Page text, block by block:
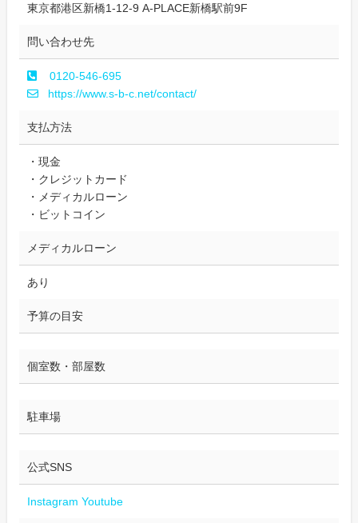
東京都港区新橋1-12-9 A-PLACE新橋駅前9F
問い合わせ先
0120-546-695
https://www.s-b-c.net/contact/
支払方法
・現金
・クレジットカード
・メディカルローン
・ビットコイン
メディカルローン
あり
予算の目安
個室数・部屋数
駐車場
公式SNS
Instagram Youtube